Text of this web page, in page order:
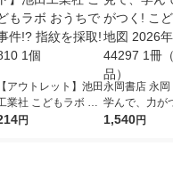
【アウトレット】池田
業社 こどもラボ お
ちで事件!? 指紋を
円
永岡書店 永岡
学んで、力が
ども日本地図
1,540円